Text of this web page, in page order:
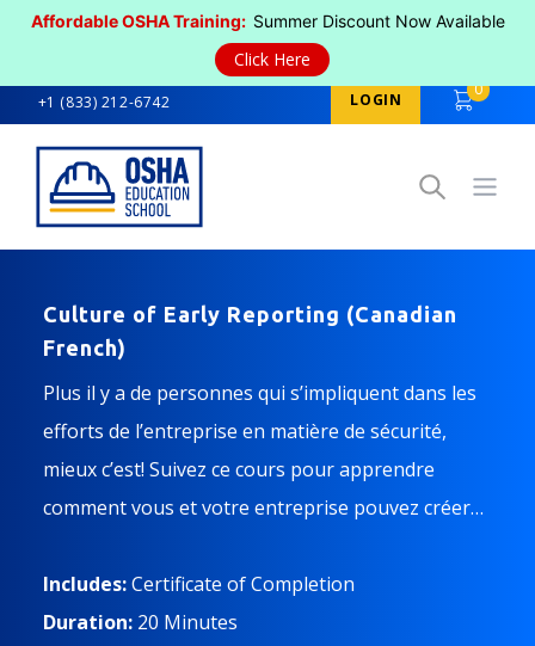
Affordable OSHA Training: Summer Discount Now Available
Click Here
+1 (833) 212-6742 LOGIN
0
Culture of Early Reporting (Canadian
French)
Plus il y a de personnes qui s’impliquent dans les
efforts de l’entreprise en matière de sécurité,
mieux c’est! Suivez ce cours pour apprendre
comment vous et votre entreprise pouvez créer
d’améliorer la sécurité. Les participants idéals
sont les gestionnaires, les superviseurs et les
Includes:Certificate of Completion
Duration: 20 Minutes